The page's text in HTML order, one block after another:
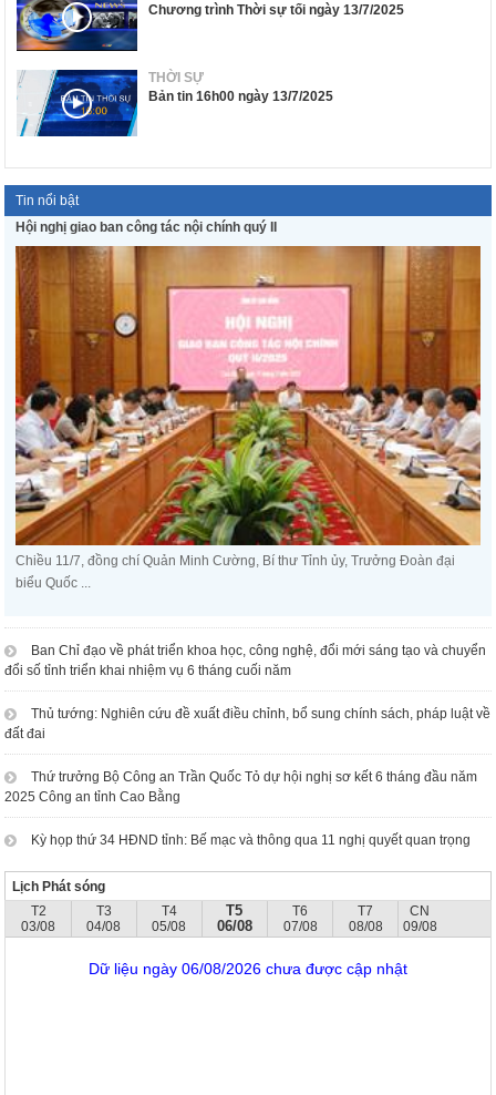
Chương trình Thời sự tối ngày 13/7/2025
THỜI SỰ
Bản tin 16h00 ngày 13/7/2025
Tin nổi bật
Hội nghị giao ban công tác nội chính quý II
Chiều 11/7, đồng chí Quản Minh Cường, Bí thư Tỉnh ủy, Trưởng Đoàn đại
biểu Quốc ...
Ban Chỉ đạo về phát triển khoa học, công nghệ, đổi mới sáng tạo và chuyển
đổi số tỉnh triển khai nhiệm vụ 6 tháng cuối năm
Thủ tướng: Nghiên cứu đề xuất điều chỉnh, bổ sung chính sách, pháp luật về
đất đai
Thứ trưởng Bộ Công an Trần Quốc Tỏ dự hội nghị sơ kết 6 tháng đầu năm
2025 Công an tỉnh Cao Bằng
Kỳ họp thứ 34 HĐND tỉnh: Bế mạc và thông qua 11 nghị quyết quan trọng
Lịch Phát sóng
T2
03/08
T3
04/08
T4
05/08
T5
06/08
T6
07/08
T7
08/08
CN
09/08
Dữ liệu ngày 06/08/2026 chưa được cập nhật